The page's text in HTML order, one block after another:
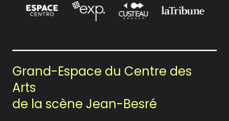
Les Activités
théâtre
Les Ateliers-théâtre
Les Rencontres
Grand-Espace du Centre des
Arts
de la scène Jean-Besré